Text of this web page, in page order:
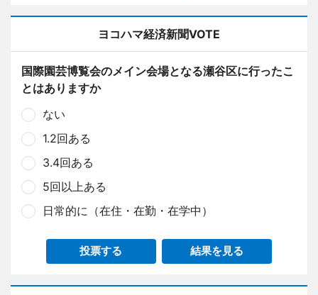
ヨコハマ経済新聞VOTE
国際園芸博覧会のメイン会場となる瀬谷区に行ったこ
とはありますか
ない
1.2回ある
3.4回ある
5回以上ある
日常的に（在住・在勤・在学中）
投票する 結果を見る